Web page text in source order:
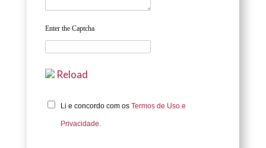
Enter the Captcha
Reload
Li e concordo com os Termos de Uso e
Privacidade.